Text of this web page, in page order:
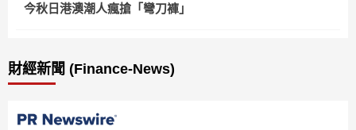
今秋日港澳潮人瘋搶「彎刀褲」
財經新聞 (Finance-News)